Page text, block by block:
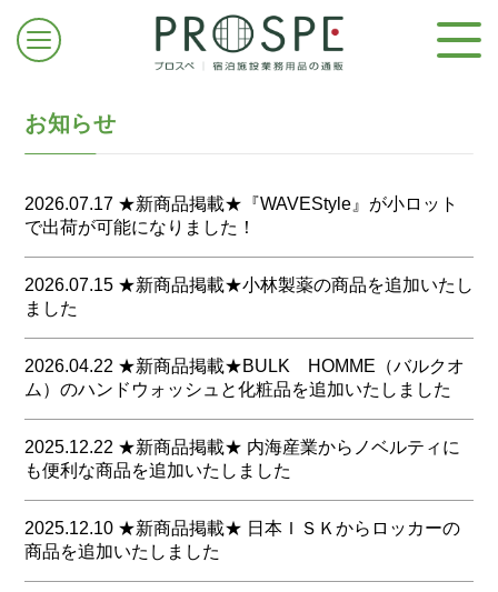
ログイン/新規登録
お知らせ
2026.07.17 ★新商品掲載★『WAVEStyle』が小ロット
で出荷が可能になりました！
プロスペで定番アメニティシリーズのWAVE Styleで
様々な皆様に導入いただきやすい小ロットで掲載いたし
商品は、こちらから
2026.07.15 ★新商品掲載★小林製薬の商品を追加いたし
ました
小林製薬から市販品でも人気の商品を９点掲載いたしま
した
商品は、こちらから
2026.04.22 ★新商品掲載★BULK HOMME（バルクオ
ム）のハンドウォッシュと化粧品を追加いたしました
BULK HOMME（バルクオム）が考えるアメニティに必
要な価値とは、お客様に感覚的な
商品は、こちらから
2025.12.22 ★新商品掲載★ 内海産業からノベルティに
も便利な商品を追加いたしました
ノベルティにも便利な商品を掲載いたしました
ステンレスボトルはエコの観点からも人気の商品です
2025.12.10 ★新商品掲載★ 日本ＩＳＫからロッカーの
商品を追加いたしました